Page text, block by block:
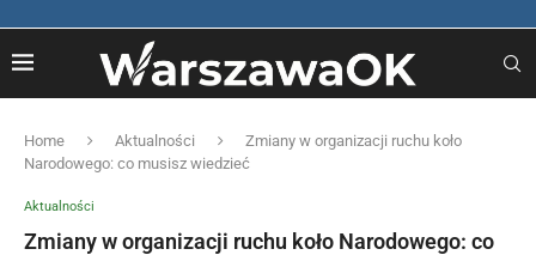
Home Aktualności
Zmiany w organizacji ruchu koło
Narodowego: co musisz wiedzieć
Aktualności
Zmiany w organizacji ruchu koło Narodowego: co